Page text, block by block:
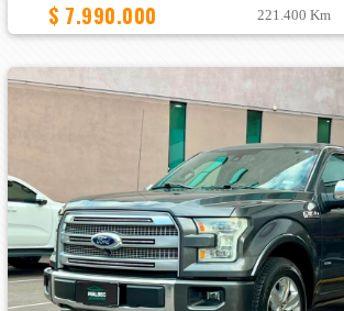
$ 7.990.000 221.400 Km